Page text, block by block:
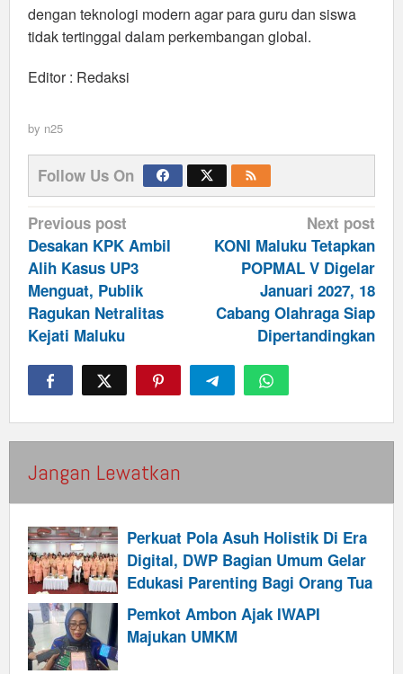
dengan teknologi modern agar para guru dan siswa
tidak tertinggal dalam perkembangan global.
Editor : Redaksi
by n25
Follow Us On
Post
navigation
Previous post
Desakan KPK Ambil
Alih Kasus UP3
Menguat, Publik
Ragukan Netralitas
Kejati Maluku
Next post
KONI Maluku Tetapkan
POPMAL V Digelar
Januari 2027, 18
Cabang Olahraga Siap
Dipertandingkan
Jangan Lewatkan
Perkuat Pola Asuh Holistik Di Era
Digital, DWP Bagian Umum Gelar
Edukasi Parenting Bagi Orang Tua
Pemkot Ambon Ajak IWAPI
Majukan UMKM